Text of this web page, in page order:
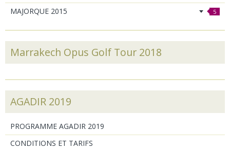
MAJORQUE 2015 5
Marrakech Opus Golf Tour 2018
AGADIR 2019
PROGRAMME AGADIR 2019
CONDITIONS ET TARIFS